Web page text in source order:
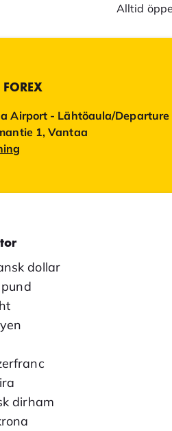
Alltid
Airport - Lähtöaula/Departure
1, Vantaa
dollar
dirham